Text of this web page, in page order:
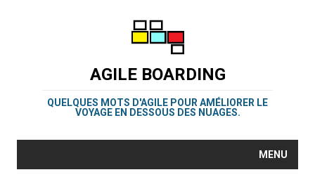
AGILE BOARDING
QUELQUES MOTS D'AGILE POUR AMÉLIORER LE
VOYAGE EN DESSOUS DES NUAGES.
MENU